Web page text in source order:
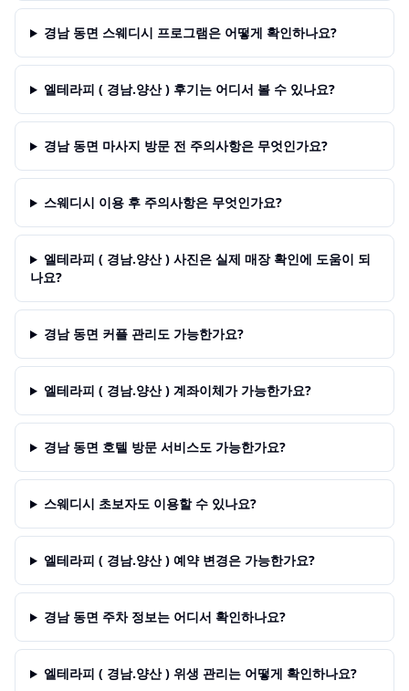
경남 동면 스웨디시 프로그램은 어떻게 확인하나요?
엘테라피 ( 경남.양산 ) 후기는 어디서 볼 수 있나요?
경남 동면 마사지 방문 전 주의사항은 무엇인가요?
스웨디시 이용 후 주의사항은 무엇인가요?
엘테라피 ( 경남.양산 ) 사진은 실제 매장 확인에 도움이 되
나요?
경남 동면 커플 관리도 가능한가요?
엘테라피 ( 경남.양산 ) 계좌이체가 가능한가요?
경남 동면 호텔 방문 서비스도 가능한가요?
스웨디시 초보자도 이용할 수 있나요?
엘테라피 ( 경남.양산 ) 예약 변경은 가능한가요?
경남 동면 주차 정보는 어디서 확인하나요?
엘테라피 ( 경남.양산 ) 위생 관리는 어떻게 확인하나요?